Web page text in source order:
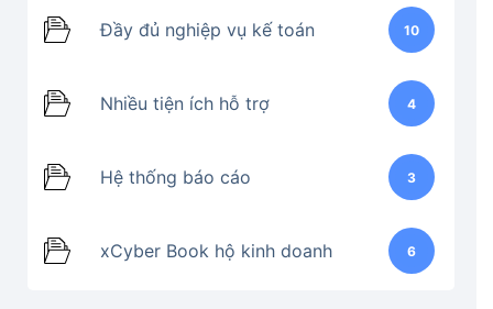
Đầy đủ nghiệp vụ kế toán 10
Nhiều tiện ích hỗ trợ 4
Hệ thống báo cáo 3
xCyber Book hộ kinh doanh 6